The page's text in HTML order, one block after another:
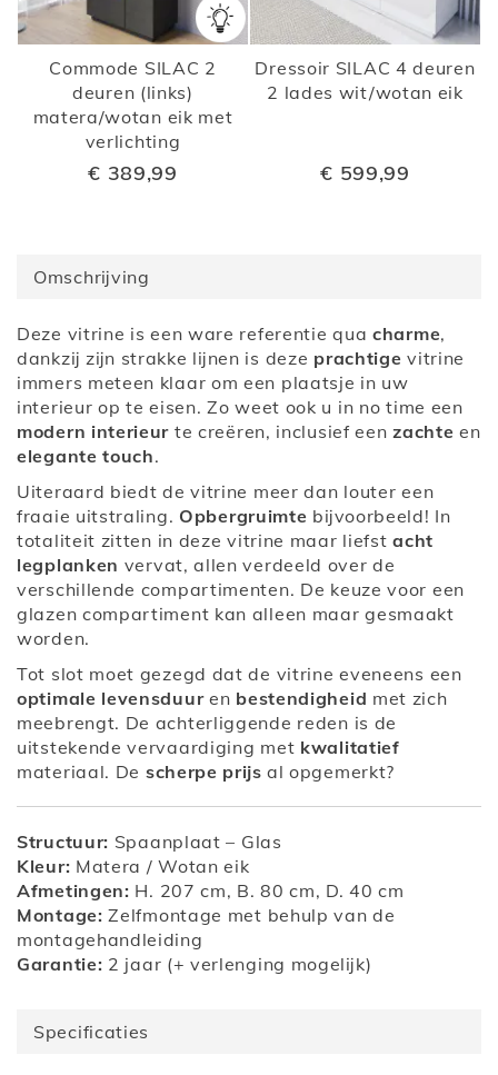
Omschrijving
Deze vitrine is een ware referentie qua charme,
dankzij zijn strakke lijnen is deze prachtige vitrine
immers meteen klaar om een plaatsje in uw
interieur op te eisen. Zo weet ook u in no time een
modern interieur te creëren, inclusief eenzachte en
elegante touch.
Uiteraard biedt de vitrine meer dan louter een
fraaie uitstraling. Opbergruimte bijvoorbeeld! In
totaliteit zitten in deze vitrine maar liefstacht
legplanken vervat, allen verdeeld over de
verschillende compartimenten. De keuze voor een
glazen compartiment kan alleen maar gesmaakt
worden.
Tot slot moet gezegd dat de vitrine eveneens een
optimale levensduuren bestendigheid met zich
meebrengt. De achterliggende reden is de
uitstekende vervaardiging met kwalitatief
materiaal. De scherpe prijs al opgemerkt?
Structuur: Spaanplaat – Glas
Kleur: Matera / Wotan eik
Afmetingen: H. 207 cm, B. 80 cm, D. 40 cm
Montage:Zelfmontage met behulp van de
montagehandleiding
Garantie: 2 jaar (+ verlenging mogelijk)
Specificaties
Commode SILAC 2
deuren (links)
matera/wotan eik met
verlichting
€ 389,99
Dressoir SILAC 4 deuren
2 lades wit/wotan eik
€ 599,99